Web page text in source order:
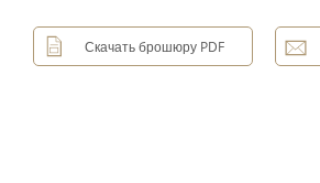
Скачать брошюру PDF